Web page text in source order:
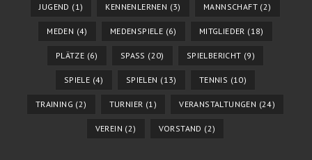
JUGEND (1) KENNENLERNEN (3) MANNSCHAFT(2)
MEDEN (4) MEDENSPIELE (6) MITGLIEDER (18)
PLÄTZE (6) SPASS (20) SPIELBERICHT (9)
SPIELE (4) SPIELEN (13) TENNIS (10)
TRAINING (2) TURNIER (1) VERANSTALTUNGEN (24)
VEREIN (2) VORSTAND (2)